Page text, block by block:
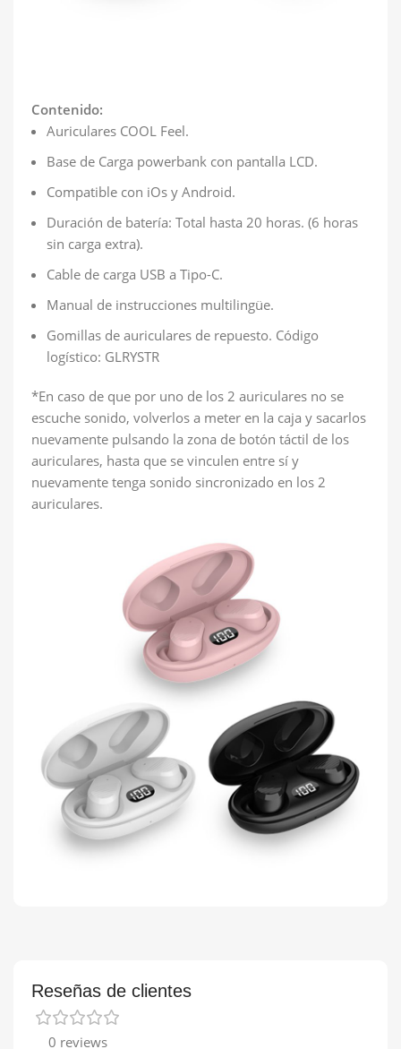
Contenido:
Auriculares COOL Feel.
Base de Carga powerbank con pantalla LCD.
Compatible con iOs y Android.
Duración de batería: Total hasta 20 horas. (6 horas
sin carga extra).
Cable de carga USB a Tipo-C.
Manual de instrucciones multilingüe.
Gomillas de auriculares de repuesto. Código
logístico: GLRYSTR
*En caso de que por uno de los 2 auriculares no se
escuche sonido, volverlos a meter en la caja y sacarlos
nuevamente pulsando la zona de botón táctil de los
auriculares, hasta que se vinculen entre sí y
nuevamente tenga sonido sincronizado en los 2
auriculares.
Reseñas de clientes
0 reviews